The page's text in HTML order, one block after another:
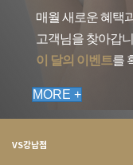
매월 새로운 혜택
고객님을 찾아갑
이 달의 이벤트를
MORE +
VS강남점